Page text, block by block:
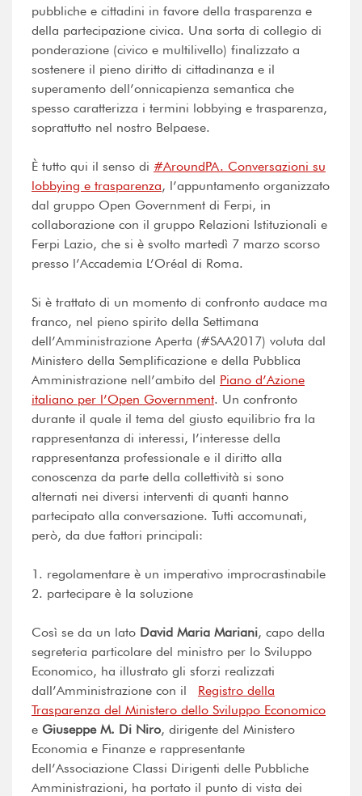
pubbliche e cittadini in favore della trasparenza e
della partecipazione civica. Una sorta di collegio di
ponderazione (civico e multilivello) finalizzato a
sostenere il pieno diritto di cittadinanza e il
superamento dell’onnicapienza semantica che
spesso caratterizza i termini lobbying e trasparenza,
soprattutto nel nostro Belpaese.
È tutto qui il senso di #AroundPA. Conversazioni su
lobbying e trasparenza, l’appuntamento organizzato
dal gruppo Open Government di Ferpi, in
collaborazione con il gruppo Relazioni Istituzionali e
Ferpi Lazio, che si è svolto martedì 7 marzo scorso
presso l’Accademia L’Oréal di Roma.
Si è trattato di un momento di confronto audace ma
franco, nel pieno spirito della Settimana
dell’Amministrazione Aperta (#SAA2017) voluta dal
Ministero della Semplificazione e della Pubblica
Amministrazione nell’ambito del Piano d’Azione
italiano per l’Open Government. Un confronto
durante il quale il tema del giusto equilibrio fra la
rappresentanza di interessi, l’interesse della
rappresentanza professionale e il diritto alla
conoscenza da parte della collettività si sono
alternati nei diversi interventi di quanti hanno
partecipato alla conversazione. Tutti accomunati,
però, da due fattori principali:
1. regolamentare è un imperativo improcrastinabile
2. partecipare è la soluzione
Così se da un lato David Maria Mariani, capo della
segreteria particolare del ministro per lo Sviluppo
Economico, ha illustrato gli sforzi realizzati
dall’Amministrazione con il Registro della
Trasparenza del Ministero dello Sviluppo Economico
e Giuseppe M. Di Niro, dirigente del Ministero
Economia e Finanze e rappresentante
dell’Associazione Classi Dirigenti delle Pubbliche
Amministrazioni, ha portato il punto di vista dei